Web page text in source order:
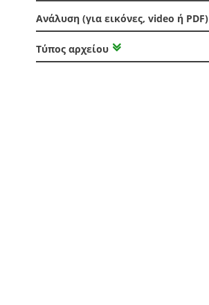
Ανάλυση (για εικόνες, video ή PDF)
Τύπος αρχείου